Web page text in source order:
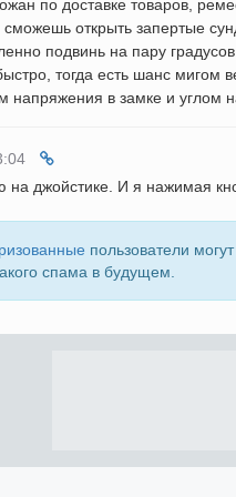
по доставке товаров,
открыть запертые
подвинь на пару
тогда есть шанс мигом
напряжения в замке и углом
на джойстике. И я нажимая
пользователи
спама в будущем.